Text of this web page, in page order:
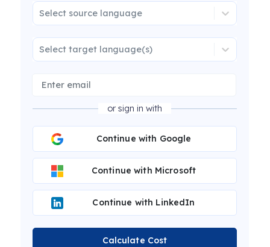
Select source language
Select target language(s)
or sign in with
Continue with Google
Continue with Microsoft
Continue with LinkedIn
Calculate Cost